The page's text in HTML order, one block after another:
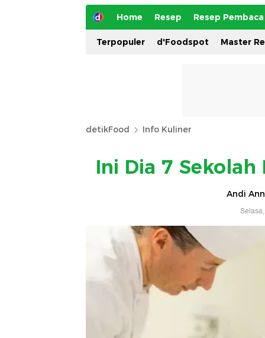
Home Resep Resep Pembaca
Terpopuler d'Foodspot Master
detikFood Info Kuliner
Ini Dia 7
Andi